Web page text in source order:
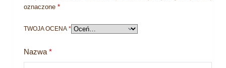
oznaczone *
TWOJA OCENA *
Nazwa*